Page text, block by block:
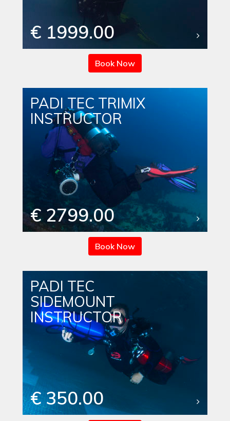
€ 1999.00
Book Now
PADI TEC TRIMIX
INSTRUCTOR
€ 2799.00
Book Now
PADI TEC
SIDEMOUNT
INSTRUCTOR
€ 350.00